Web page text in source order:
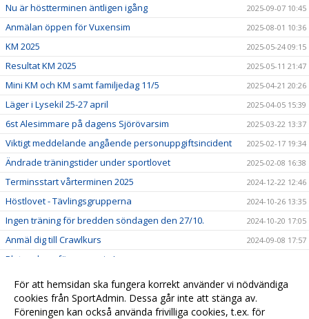
Nu är höstterminen äntligen igång 2025-09-07 10:45
Anmälan öppen för Vuxensim 2025-08-01 10:36
KM 2025 2025-05-24 09:15
Resultat KM 2025 2025-05-11 21:47
Mini KM och KM samt familjedag 11/5 2025-04-21 20:26
Läger i Lysekil 25-27 april 2025-04-05 15:39
6st Alesimmare på dagens Sjörövarsim 2025-03-22 13:37
Viktigt meddelande angående personuppgiftsincident 2025-02-17 19:34
Ändrade träningstider under sportlovet 2025-02-08 16:38
Terminsstart vårterminen 2025 2024-12-22 12:46
Höstlovet - Tävlingsgrupperna 2024-10-26 13:35
Ingen träning för bredden söndagen den 27/10. 2024-10-20 17:05
Anmäl dig till Crawlkurs 2024-09-08 17:57
Platser kvar för vuxensim!
MINI-KM & KM SÖNDAG 12 maj 2024-05-05 13:54
Fakturor
För att hemsidan ska fungera korrekt använder vi nödvändiga
cookies från SportAdmin. Dessa går inte att stänga av.
Föreningen kan också använda frivilliga cookies, t.ex. för